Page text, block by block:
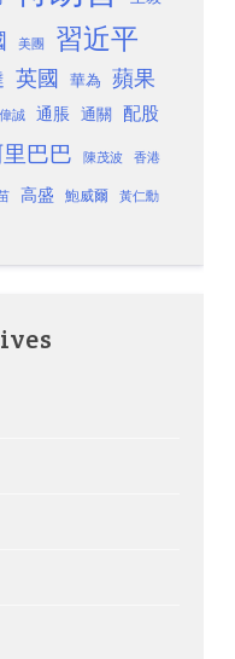
美團 習近平
英國 華為 蘋果
誠 通脹 通關 配股
巴巴 陳茂波 香港
高盛 鮑威爾 黃仁勳